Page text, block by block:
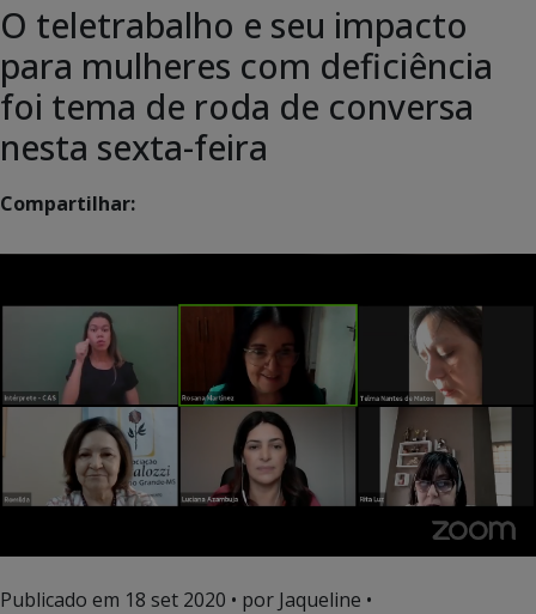
O teletrabalho e seu impacto
para mulheres com deficiência
foi tema de roda de conversa
nesta sexta-feira
Compartilhar:
Publicado em 18 set 2020 • por Jaqueline •